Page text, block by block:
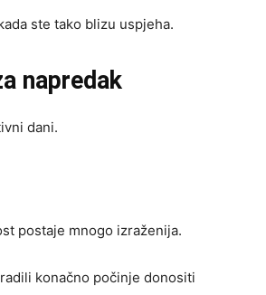
ste tako blizu uspjeha.
napredak
dani.
postaje mnogo izraženija.
konačno počinje donositi